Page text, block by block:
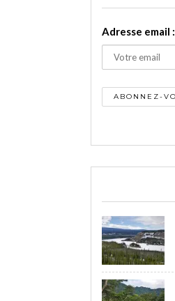
Adresse email :